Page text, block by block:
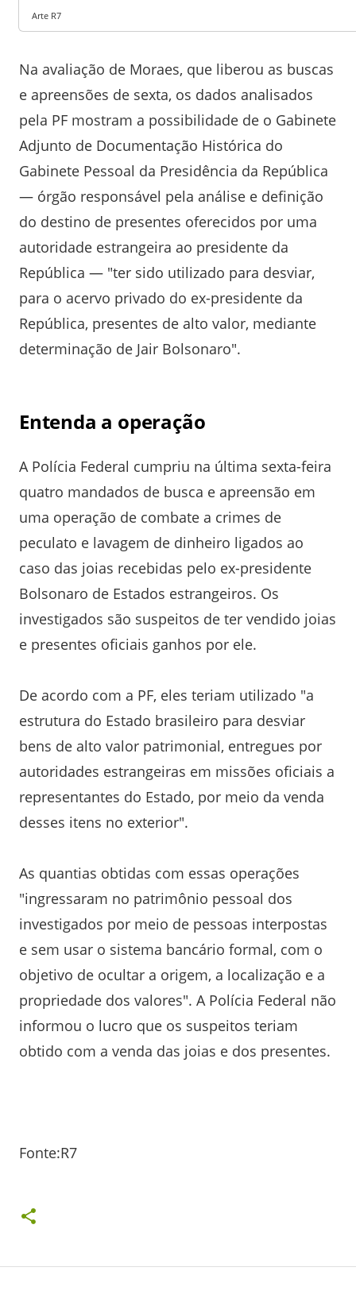
Arte R7
Na avaliação de Moraes, que liberou as buscas
e apreensões de sexta, os dados analisados
pela PF mostram a possibilidade de o Gabinete
Adjunto de Documentação Histórica do
Gabinete Pessoal da Presidência da República
— órgão responsável pela análise e definição
do destino de presentes oferecidos por uma
autoridade estrangeira ao presidente da
República — "ter sido utilizado para desviar,
para o acervo privado do ex-presidente da
República, presentes de alto valor, mediante
determinação de Jair Bolsonaro".
Entenda a operação
A Polícia Federal cumpriu na última sexta-feira
quatro mandados de busca e apreensão em
uma operação de combate a crimes de
peculato e lavagem de dinheiro ligados ao
caso das joias recebidas pelo ex-presidente
Bolsonaro de Estados estrangeiros. Os
investigados são suspeitos de ter vendido joias
e presentes oficiais ganhos por ele.
De acordo com a PF, eles teriam utilizado "a
estrutura do Estado brasileiro para desviar
bens de alto valor patrimonial, entregues por
autoridades estrangeiras em missões oficiais a
representantes do Estado, por meio da venda
desses itens no exterior".
As quantias obtidas com essas operações
"ingressaram no patrimônio pessoal dos
investigados por meio de pessoas interpostas
e sem usar o sistema bancário formal, com o
objetivo de ocultar a origem, a localização e a
propriedade dos valores". A Polícia Federal não
informou o lucro que os suspeitos teriam
obtido com a venda das joias e dos presentes.
Fonte:R7